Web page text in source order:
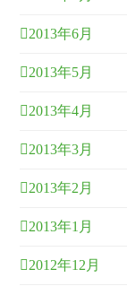
2013年6月
2013年5月
2013年4月
2013年3月
2013年2月
2013年1月
2012年12月